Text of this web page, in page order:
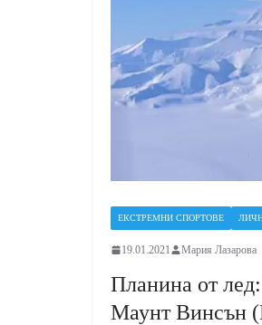
ЕКСТРЕМНИ СПОРТОВЕ
19.01.2021 Мария Лазарова
Планина от лед:
Маунт Винсън